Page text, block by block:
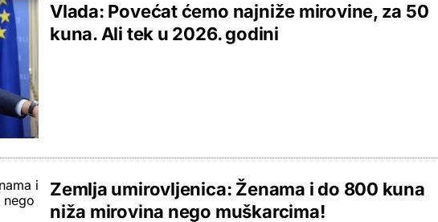
Vlada: Povećat ćemo najniže mirovine, za 50
kuna. Ali tek u 2026. godini
Zemlja umirovljenica: Ženama i do 800 kuna
niža mirovina nego muškarcima!